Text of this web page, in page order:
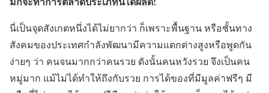
นี่เป็นจุดสังเกตหนึ่งได้ไม่ยากว่า ก็เพราะพื้นฐาน หรือชั้นทาง
สังคมของประเทศกำลังพัฒนามีความแตกต่างสูงหรือพูดกัน
ง่ายๆ ว่า คนจนมากกว่าคนรวย ดังนั้นคนหวังรวย จึงเป็นคน
หมู่มาก แม้ไม่ได้ทำให้ถึงกับรวย การได้ของที่มีมูลค่าฟรีๆ มี